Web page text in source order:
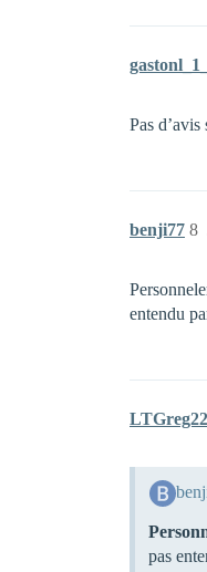
Pas
benji77 8
entendu
LTGreg22
pas